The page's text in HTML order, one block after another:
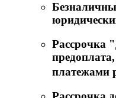
Рассрочка
платежами